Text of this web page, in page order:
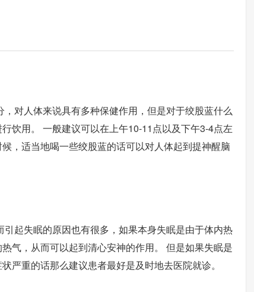
对人体来说具有多种保健作用，但是对于绞股蓝什么
饮用。 一般建议可以在上午10-11点以及下午3-4点左
，适当地喝一些绞股蓝的话可以对人体起到提神醒脑
起失眠的原因也有很多，如果本身失眠是由于体内热
气，从而可以起到清心安神的作用。 但是如果失眠是
严重的话那么建议患者最好是及时地去医院就诊。